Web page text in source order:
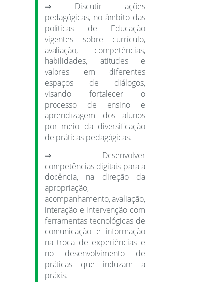
⇒ Discutir ações
pedagógicas, no âmbito das
políticas de Educação
vigentes sobre currículo,
avaliação, competências,
habilidades, atitudes e
valores em diferentes
espaços de diálogos,
visando fortalecer o
processo de ensino e
aprendizagem dos alunos
por meio da diversificação
de práticas pedagógicas.
⇒ Desenvolver
competências digitais para a
docência, na direção da
apropriação,
acompanhamento, avaliação,
interação e intervenção com
ferramentas tecnológicas de
comunicação e informação
na troca de experiências e
no desenvolvimento de
práticas que induzam a
práxis.